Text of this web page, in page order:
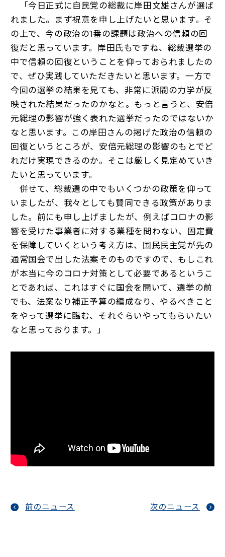
「今日正式に自民党の総裁に岸田文雄さんが選ば
れました。まず祝意を申し上げたいと思います。そ
の上で、今の政治の1番の課題は政治への信頼の回
復だと思っています。岸田氏もですね、総裁選挙の
中で信頼の回復ということを仰っておられましたの
で、ぜひ実践していただきたいと思います。一方で
今回の選挙の結果を見ても、非常に派閥の力学が反
映された結果だったのかなと。もっと言うと、安倍
元総理の影響が強く表れた選挙だったのではないか
なと思います。この岸田さんの掲げた政治の信頼の
回復というところが、安倍元総理の影響のもとでど
れだけ実現できるのか。そこは厳しく見定めていき
たいと思っています。
併せて、総裁選の中でもいくつかの政策を仰って
いましたが、我々としても賛同できる政策がありま
した。前にも申し上げましたが、例えばコロナの影
響を受けた事業者に対する業種を問わない、固定費
を保障していくという考え方は、国民民主党が先の
通常国会で出した法案そのものですので、もしこれ
が本当に今のコロナ対策として必要であるというこ
とであれば、これはすぐに国会を開いて、選挙の前
でも、法案なり補正予算の編成なり、やるべきこと
をやって選挙に臨む、それぐらいやってもらいたい
なと思っております。」
前のニュース 次のニュース